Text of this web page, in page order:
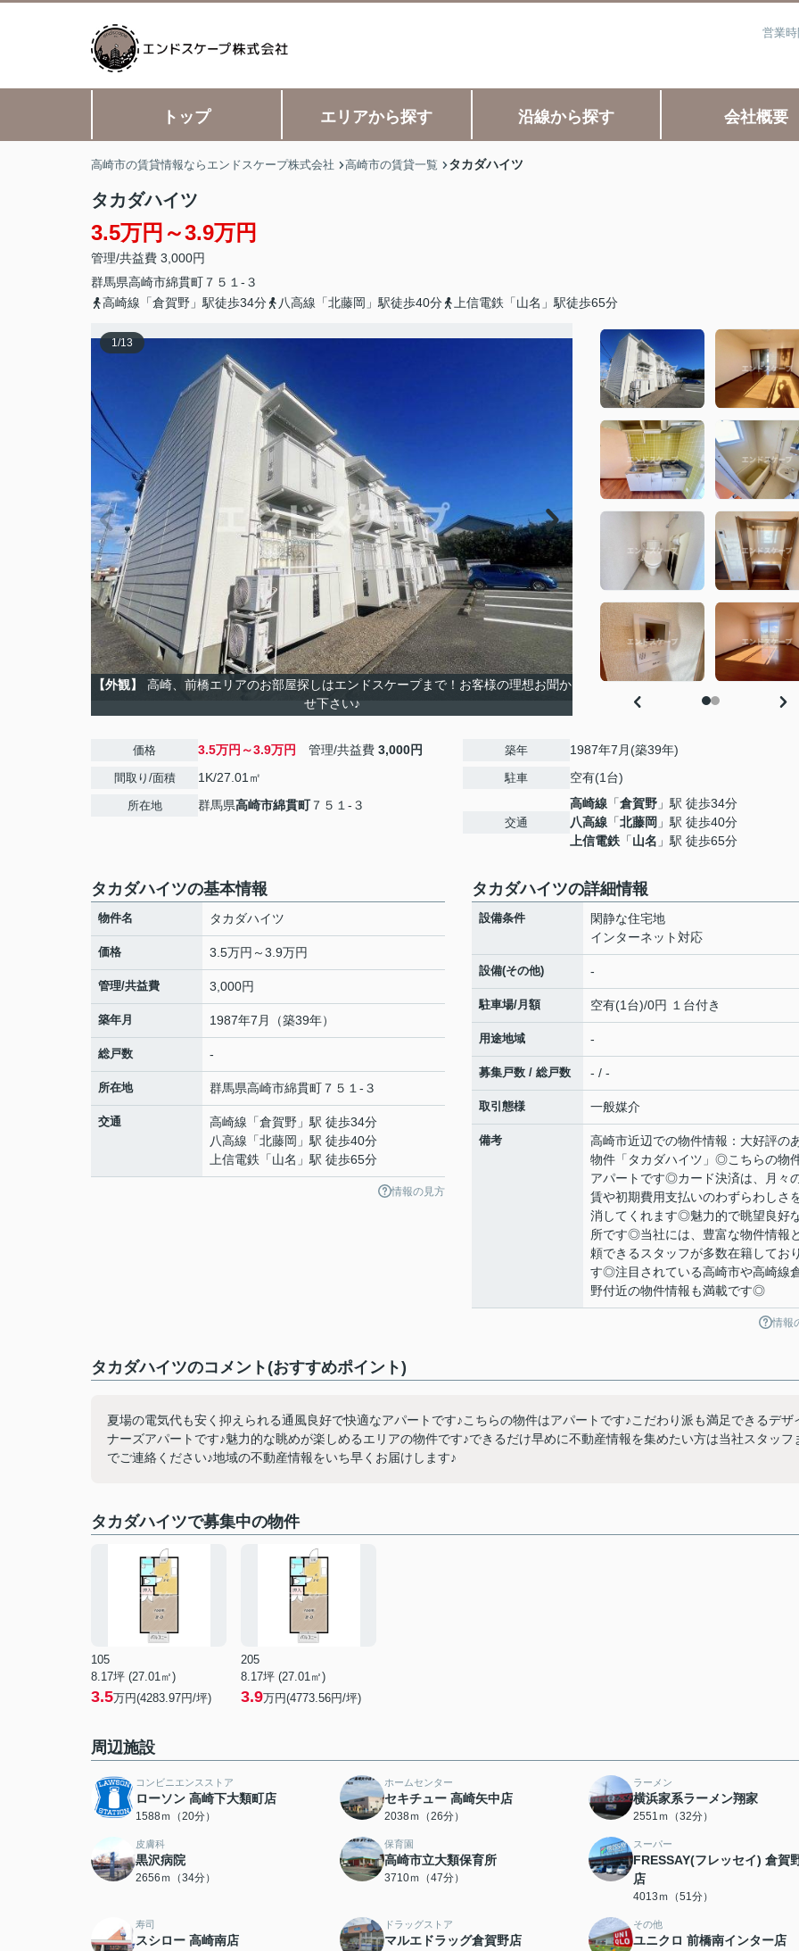
営業
トップ エリアから探す 沿線から探す 会社概要
高崎市の賃貸情報ならエンドスケープ株式会社 高崎市の賃貸一覧 タカダハイツ
タカダハイツ
3.5万円～3.9万円
管理/共益費 3,000円
群馬県高崎市綿貫町 ７５１-３
高崎線「倉賀野」駅徒歩34分
八高線「北藤岡」駅徒歩40分 上信電鉄「山名」駅徒歩65分
1/13
【外観】
高崎、前橋エリアのお部屋探しはエンドスケープまで！お客様の理想お聞か
せ下さい♪
価格 3.5万円～3.9万円 管理/共益費 3,000円
間取り/面積 1K/27.01㎡
所在地 群馬県高崎市綿貫町７５１-３
築年 1987年7月(築39年)
駐車 空有(1台)
交通
高崎線 「倉賀野 」駅 徒歩34分
八高線 「北藤岡 」駅 徒歩40分
上信電鉄 「山名 」駅 徒歩65分
タカダハイツの基本情報
物件名 タカダハイツ
価格 3.5万円～3.9万円
管理/共益費 3,000円
築年月 1987年7月（築39年）
総戸数 -
所在地 群馬県高崎市綿貫町 ７５１-３
交通 高崎線 「倉賀野 」駅 徒歩34分
八高線 「北藤岡 」駅 徒歩40分
上信電鉄 「山名 」駅 徒歩65分
情報の見方
タカダハイツの詳細情報
設備条件
閑静な住宅地
インターネット対応
設備(その他) -
駐車場/月額 空有(1台)/0円 １台付き
用途地域 -
募集戸数 / 総戸数 - / -
取引態様 一般媒介
備考
高崎市近辺での物件情報：大好評の
物件「タカダハイツ」◎こちらの物
アパートです◎カード決済は、月々
賃や初期費用支払いのわずらわしさ
消してくれます◎魅力的で眺望良好
所です◎当社には、豊富な物件情報
頼できるスタッフが多数在籍してお
す◎注目されている高崎市や高崎線
野付近の物件情報も満載です◎
情報
タカダハイツのコメント(おすすめポイント)
夏場の電気代も安く抑えられる通風良好で快適なアパートです♪こちらの物件はアパートです♪こだわり派も満足できるデザ
ナーズアパートです♪魅力的な眺めが楽しめるエリアの物件です♪できるだけ早めに不動産情報を集めたい方は当社スタッフ
でご連絡ください♪地域の不動産情報をいち早くお届けします♪
タカダハイツで募集中の物件
105
8.17坪 (27.01㎡)
3.5万円(4283.97円/坪)
205
8.17坪 (27.01㎡)
3.9万円(4773.56円/坪)
周辺施設
コンビニエンスストア
ローソン 高崎下大類町店
1588ｍ（20分）
ホームセンター
セキチュー 高崎矢中店
2038ｍ（26分）
ラーメン
横浜家系ラーメン翔家
2551ｍ（32分）
皮膚科
黒沢病院
2656ｍ（34分）
保育園
高崎市立大類保育所
3710ｍ（47分）
スーパー
FRESSAY(フレッセイ) 倉賀
店
4013ｍ（51分）
寿司
スシロー 高崎南店
ドラッグストア
マルエドラッグ倉賀野店
その他
ユニクロ 前橋南インター店